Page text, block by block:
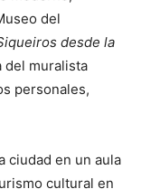
del
desde la
del muralista
personales,
ciudad en un aula
cultural en